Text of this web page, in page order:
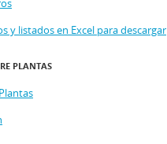
y listados en Excel para descargar
PLANTAS